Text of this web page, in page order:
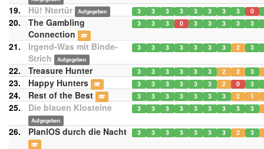
19. Hü! Ntertür Aufgegeben 3 3 3 3 3 3 3 3 0
20.
The Gambling
Connection
3 3 3 0 3 3 3 3 3
21.
Irgend-Was mit Binde-
Strich
Aufgegeben
3 3 3 3 3 3 3 2 3
22. Treasure Hunter 3 3 3 3 3 3 2 2 3
23. Happy Hunters 3 3 3 3 3 3 2 0 3
24. Rest of the Best 3 3 3 3 3 3 3 2 1
25. Die blauen Klosteine
Aufgegeben
3 3 3 3 3 3 3 3 3
26. PlanlOS durch die Nacht 3 3 3 3 3 3 3 2 3